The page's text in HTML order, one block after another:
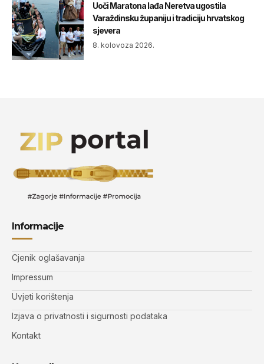
Uoči Maratona lađa Neretva ugostila
Varaždinsku županiju i tradiciju hrvatskog
sjevera
8. kolovoza 2026.
Informacije
Cjenik oglašavanja
Impressum
Uvjeti korištenja
Izjava o privatnosti i sigurnosti podataka
Kontakt